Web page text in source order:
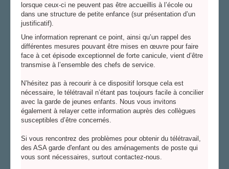
lorsque ceux-ci ne peuvent pas être accueillis à l’école ou
dans une structure de petite enfance (sur présentation d’un
justificatif).
Une information reprenant ce point, ainsi qu’un rappel des
différentes mesures pouvant être mises en œuvre pour faire
face à cet épisode exceptionnel de forte canicule, vient d’être
transmise à l’ensemble des chefs de service.
N’hésitez pas à recourir à ce dispositif lorsque cela est
nécessaire, le télétravail n’étant pas toujours facile à concilier
avec la garde de jeunes enfants. Nous vous invitons
également à relayer cette information auprès des collègues
susceptibles d’être concernés.
Si vous rencontrez des problèmes pour obtenir du télétravail,
des ASA garde d'enfant ou des aménagements de poste qui
vous sont nécessaires, surtout contactez-nous.